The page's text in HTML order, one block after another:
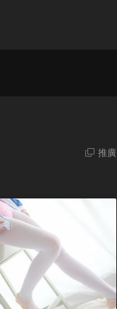
推廣